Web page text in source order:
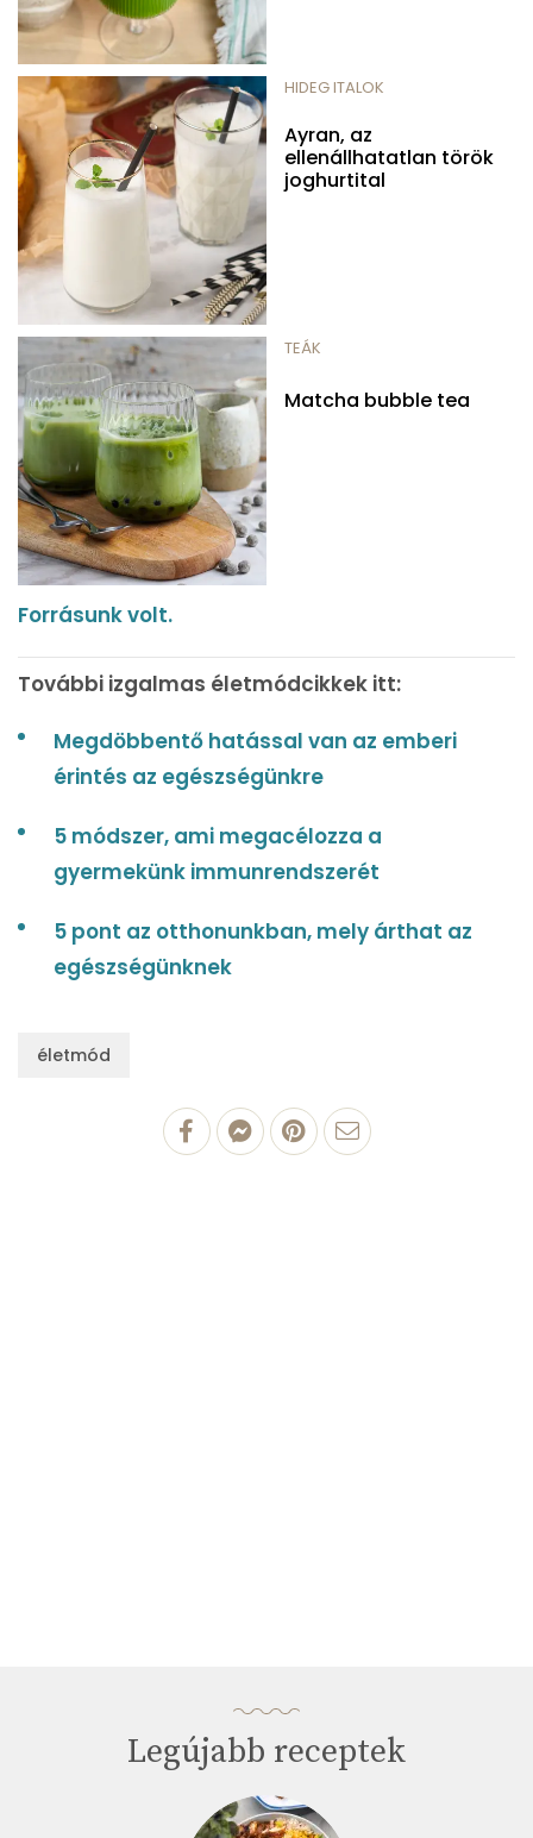
HIDEG ITALOK
Ayran, az
ellenállhatatlan török
joghurtital
TEÁK
Matcha bubble tea
Forrásunk volt.
További izgalmas életmódcikkek itt:
Megdöbbentő hatással van az emberi
érintés az egészségünkre
5 módszer, ami megacélozza a
gyermekünk immunrendszerét
5 pont az otthonunkban, mely árthat az
egészségünknek
életmód
Legújabb receptek